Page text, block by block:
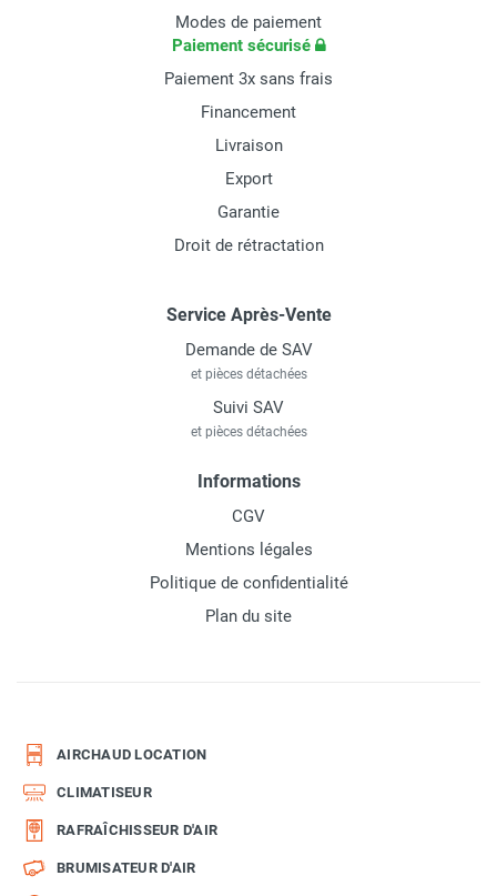
Modes de paiement
Paiement sécurisé
Paiement 3x sans frais
Financement
Livraison
Export
Garantie
Droit de rétractation
Service Après-Vente
Demande de SAV
et pièces détachées
Suivi SAV
et pièces détachées
Informations
CGV
Mentions légales
Politique de confidentialité
Plan du site
AIRCHAUD LOCATION
CLIMATISEUR
RAFRAÎCHISSEUR D'AIR
BRUMISATEUR D'AIR